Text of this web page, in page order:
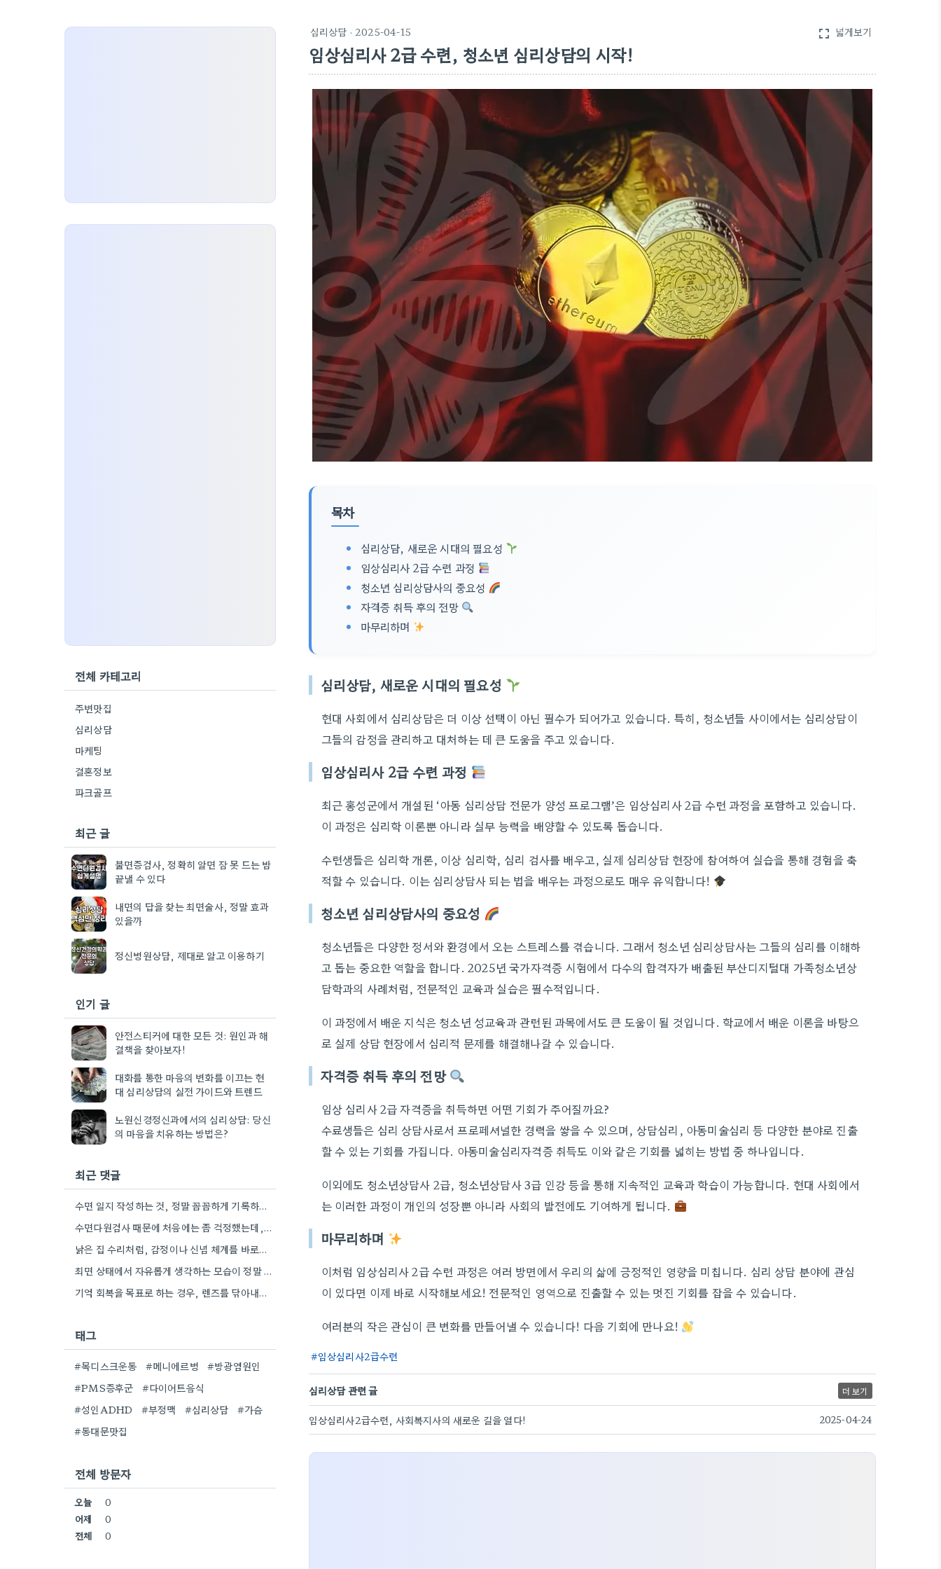
심리상담 · 2025-04-15 fullscreen 넓게보기
임상심리사 2급 수련, 청소년 심리상담의 시작!
목차
심리상담, 새로운 시대의 필요성
임상심리사 2급 수련 과정
청소년 심리상담사의 중요성
자격증 취득 후의 전망
마무리하며
심리상담, 새로운 시대의 필요성
현대 사회에서 심리상담은 더 이상 선택이 아닌 필수가 되어가고 있습니다. 특히, 청소년들 사이에서는 심리상담이
그들의 감정을 관리하고 대처하는 데 큰 도움을 주고 있습니다.
임상심리사 2급 수련 과정
최근 홍성군에서 개설된 ‘아동 심리상담 전문가 양성 프로그램’은 임상심리사 2급 수련 과정을 포함하고 있습니다.
이 과정은 심리학 이론뿐 아니라 실무 능력을 배양할 수 있도록 돕습니다.
수련생들은 심리학 개론, 이상 심리학, 심리 검사를 배우고, 실제 심리상담 현장에 참여하여 실습을 통해 경험을 축
적할 수 있습니다. 이는 심리상담사 되는 법을 배우는 과정으로도 매우 유익합니다!
청소년 심리상담사의 중요성
청소년들은 다양한 정서와 환경에서 오는 스트레스를 겪습니다. 그래서 청소년 심리상담사는 그들의 심리를 이해하
고 돕는 중요한 역할을 합니다. 2025년 국가자격증 시험에서 다수의 합격자가 배출된 부산디지털대 가족청소년상
담학과의 사례처럼, 전문적인 교육과 실습은 필수적입니다.
이 과정에서 배운 지식은 청소년 성교육과 관련된 과목에서도 큰 도움이 될 것입니다. 학교에서 배운 이론을 바탕으
로 실제 상담 현장에서 심리적 문제를 해결해나갈 수 있습니다.
자격증 취득 후의 전망
임상 심리사 2급 자격증을 취득하면 어떤 기회가 주어질까요?
수료생들은 심리 상담사로서 프로페셔널한 경력을 쌓을 수 있으며, 상담심리, 아동미술심리 등 다양한 분야로 진출
할 수 있는 기회를 가집니다. 아동미술심리자격증 취득도 이와 같은 기회를 넓히는 방법 중 하나입니다.
이외에도 청소년상담사 2급, 청소년상담사 3급 인강 등을 통해 지속적인 교육과 학습이 가능합니다. 현대 사회에서
는 이러한 과정이 개인의 성장뿐 아니라 사회의 발전에도 기여하게 됩니다.
마무리하며
이처럼 임상심리사 2급 수련 과정은 여러 방면에서 우리의 삶에 긍정적인 영향을 미칩니다. 심리 상담 분야에 관심
이 있다면 이제 바로 시작해보세요! 전문적인 영역으로 진출할 수 있는 멋진 기회를 잡을 수 있습니다.
여러분의 작은 관심이 큰 변화를 만들어낼 수 있습니다! 다음 기회에 만나요!
임상심리사2급수련
심리상담 관련 글 더 보기
임상심리사2급수련, 사회복지사의 새로운 길을 열다! 2025-04-24
전체 카테고리
주변맛집
심리상담
마케팅
결혼정보
파크골프
최근 글
불면증검사, 정확히 알면 잠 못 드는 밤
끝낼 수 있다
내면의 답을 찾는 최면술사, 정말 효과
있을까
정신병원상담, 제대로 알고 이용하기
인기 글
안전스티커에 대한 모든 것: 원인과 해
결책을 찾아보자!
대화를 통한 마음의 변화를 이끄는 현
대 심리상담의 실전 가이드와 트렌드
노원신경정신과에서의 심리상담: 당신
의 마음을 치유하는 방법은?
최근 댓글
수면 일지 작성하는 것, 정말 꼼꼼하게 기록하는 게 중요하네요. 제가 아는 사람도 엉뚱하게 적어서 결과가…
수면다원검사 때문에 처음에는 좀 걱정했는데, 수면무호흡증 같은 문제도 같이 확인해준다는 점이 좋네요.
낡은 집 수리처럼, 감정이나 신념 체계를 바로잡는다는 점이 특히 와닿네요. 제가 예전에 비슷한 경험이 있어서…
최면 상태에서 자유롭게 생각하는 모습이 정말 흥미로워요. 낡은 집 수리처럼 근본적인 문제 찾기가 중요하죠.
기억 회복을 목표로 하는 경우, 렌즈를 닦아내는 비유처럼 조금 더 섬세한 접근이 필요하겠네요.
태그
#목디스크운동 #메니에르병
#방광염원인
#PMS증후군
#다이어트음식
#성인ADHD
#부정맥 #심리상담
#가슴
#동대문맛집
전체 방문자
오늘
0
어제
0
전체
0